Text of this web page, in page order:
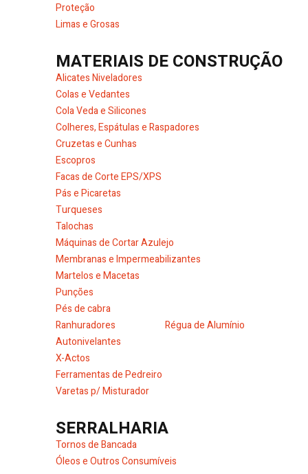
Proteção
Limas e Grosas
MATERIAIS DE CONSTRUÇÃO
Alicates Niveladores
Colas e Vedantes
Cola Veda e Silicones
Colheres, Espátulas e Raspadores
Cruzetas e Cunhas
Escopros
Facas de Corte EPS/XPS
Pás e Picaretas
Turqueses
Talochas
Máquinas de Cortar Azulejo
Membranas e Impermeabilizantes
Martelos e Macetas
Punções
Pés de cabra
Ranhuradores
Régua de Alumínio
Autonivelantes
X-Actos
Ferramentas de Pedreiro
Varetas p/ Misturador
SERRALHARIA
Tornos de Bancada
Óleos e Outros Consumíveis